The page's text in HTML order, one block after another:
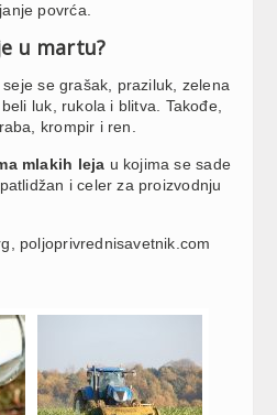
povrća.
u martu?
seje se grašak, praziluk, zelena
luk, rukola i blitva. Takođe,
krompir i ren.
mlakih leja u kojima se sade
i celer za proizvodnju
poljoprivrednisavetnik.com